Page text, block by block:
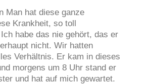
Man hat diese ganze
Krankheit, so toll
habe das nie gehört, das er
nicht. Wir hatten
Verhältnis. Er kam in dieses
morgens um 8 Uhr stand er
und hat auf mich gewartet.